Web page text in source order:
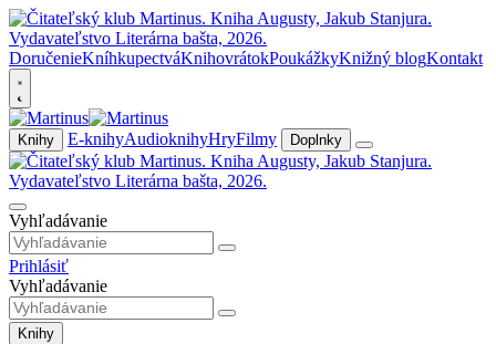
DoručenieKníhkupectváKnihovrátokPoukážkyKnižný blogKontakt
Knihy E-knihyAudioknihyHryFilmy Doplnky
Vyhľadávanie
Prihlásiť
Vyhľadávanie
Knihy